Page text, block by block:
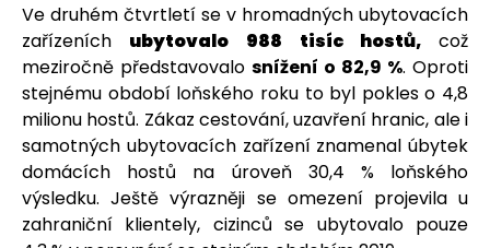
Ve druhém čtvrtletí se v hromadných ubytovacích
zařízeních ubytovalo 988 tisíc hostů,což
meziročně představovalo snížení o 82,9 %. Oproti
stejnému období loňského roku to byl pokles o 4,8
milionu hostů. Zákaz cestování, uzavření hranic, ale i
samotných ubytovacích zařízení znamenal úbytek
domácích hostů na úroveň 30,4 % loňského
výsledku. Ještě výrazněji se omezení projevila u
zahraniční klientely, cizinců se ubytovalo pouze